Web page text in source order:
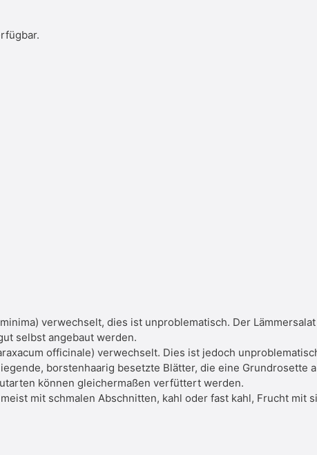
verwechselt, dies ist unproblematisch. Der
selbst angebaut werden.
officinale) verwechselt. Dies ist jedoch
borstenhaarig besetzte Blätter, die eine Grundrosette
können gleichermaßen verfüttert werden.
mit schmalen Abschnitten, kahl oder fast kahl, Frucht mit